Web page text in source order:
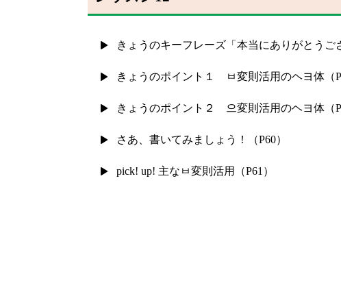
きょうのキーフレーズ「本当にありがとうご
きょうのポイント１ ㅂ変則活用のヘヨ体（
きょうのポイント２ 으変則活用のヘヨ体（
さあ、書いてみましょう！（P60）
pick! up! 主なㅂ変則活用（P61）